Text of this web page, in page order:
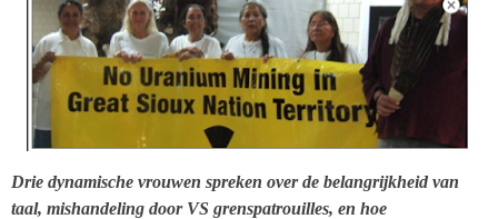
Drie dynamische vrouwen spreken over de belangrijkheid van
taal, mishandeling door VS grenspatrouilles, en hoe